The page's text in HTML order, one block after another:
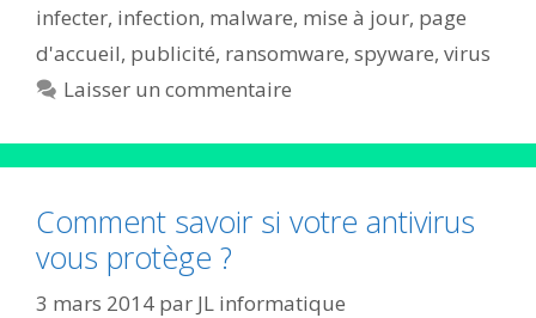
infecter, infection, malware, mise à jour, page
d'accueil, publicité, ransomware, spyware, virus
Laisser un commentaire
Comment savoir si votre antivirus
vous protège ?
3 mars 2014 par JL informatique